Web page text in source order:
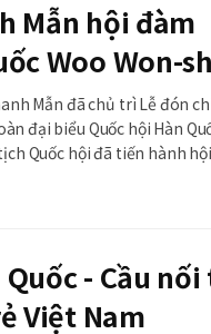
Mẫn hội đàm
Woo Won-
Mẫn đã chủ trì Lễ đón
đại biểu Quốc hội Hàn
Quốc hội đã tiến hành hội
Quốc - Cầu
Việt Nam